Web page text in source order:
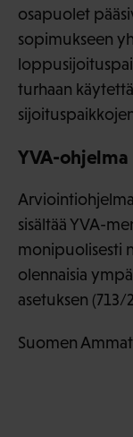
osapuolet
sopimukseen
turhaan
YVA-ohjelma
sisältää YVA-
monipuolisesti
olennaisia
asetuksen
Suomen